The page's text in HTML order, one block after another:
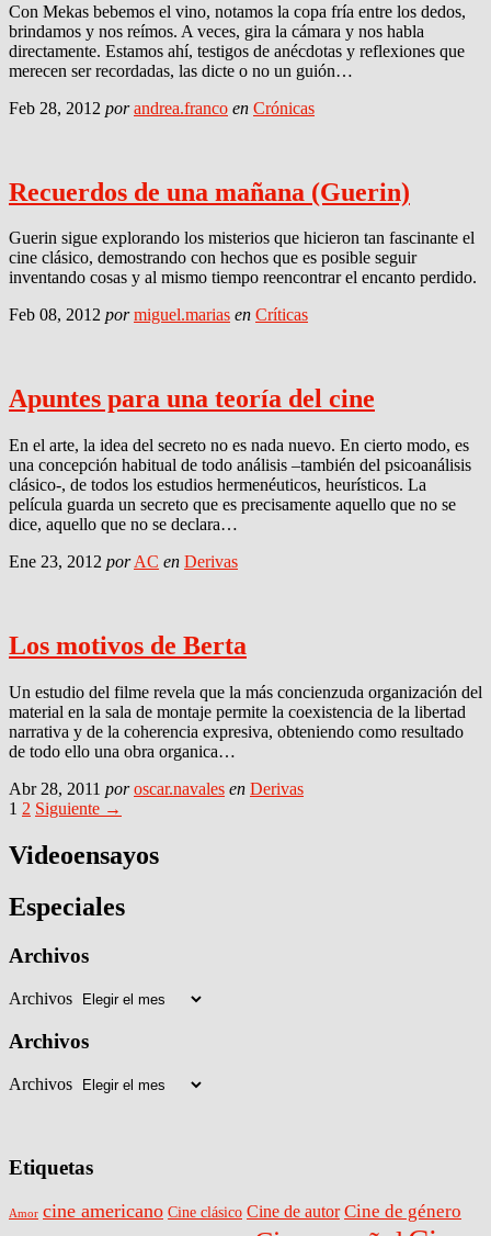
Con Mekas bebemos el vino, notamos la copa fría entre los dedos,
brindamos y nos reímos. A veces, gira la cámara y nos habla
directamente. Estamos ahí, testigos de anécdotas y reflexiones que
merecen ser recordadas, las dicte o no un guión…
Feb 28, 2012 por andrea.franco en Crónicas
Recuerdos de una mañana (Guerin)
Guerin sigue explorando los misterios que hicieron tan fascinante el
cine clásico, demostrando con hechos que es posible seguir
inventando cosas y al mismo tiempo reencontrar el encanto perdido.
Feb 08, 2012 por miguel.marias en Críticas
Apuntes para una teoría del cine
En el arte, la idea del secreto no es nada nuevo. En cierto modo, es
una concepción habitual de todo análisis –también del psicoanálisis
clásico-, de todos los estudios hermenéuticos, heurísticos. La
película guarda un secreto que es precisamente aquello que no se
dice, aquello que no se declara…
Ene 23, 2012 por AC en Derivas
Los motivos de Berta
Un estudio del filme revela que la más concienzuda organización del
material en la sala de montaje permite la coexistencia de la libertad
narrativa y de la coherencia expresiva, obteniendo como resultado
de todo ello una obra organica…
Abr 28, 2011 por oscar.navales en Derivas
1 2 Siguiente →
Videoensayos
Especiales
Archivos
Archivos
Archivos
Archivos
Etiquetas
Amor cine americano Cine clásico Cine de autor Cine de género